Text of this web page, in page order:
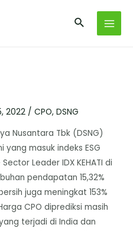
2022 /CPO,DSNG
Nusantara Tbk (DSNG)
yang masuk indeks ESG
Leader IDX KEHATI di
pendapatan 15,32%
juga meningkat 153%
CPO diprediksi masih
terjadi di India dan